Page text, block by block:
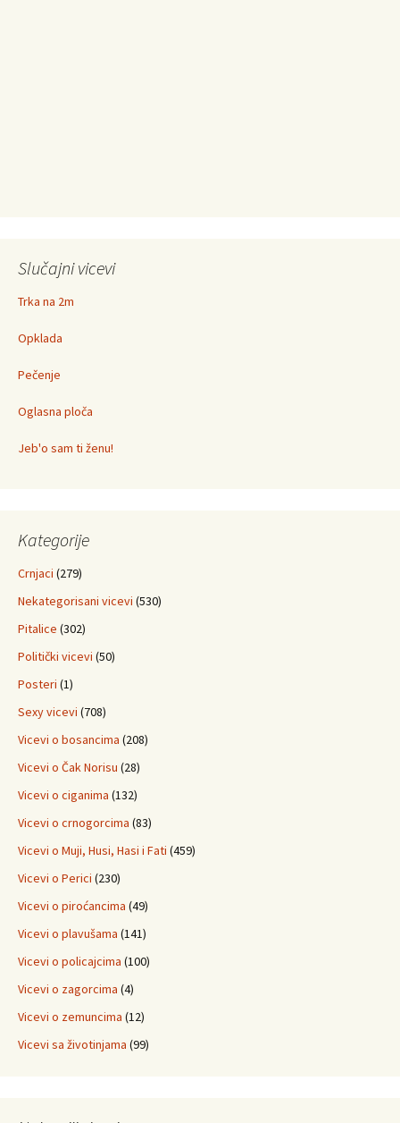
Slučajni vicevi
Trka na 2m
Opklada
Pečenje
Oglasna ploča
Jeb'o sam ti ženu!
Kategorije
Crnjaci (279)
Nekategorisani vicevi (530)
Pitalice (302)
Politički vicevi (50)
Posteri (1)
Sexy vicevi (708)
Vicevi o bosancima (208)
Vicevi o Čak Norisu (28)
Vicevi o ciganima (132)
Vicevi o crnogorcima (83)
Vicevi o Muji, Husi, Hasi i Fati (459)
Vicevi o Perici (230)
Vicevi o piroćancima (49)
Vicevi o plavušama (141)
Vicevi o policajcima (100)
Vicevi o zagorcima (4)
Vicevi o zemuncima (12)
Vicevi sa životinjama (99)